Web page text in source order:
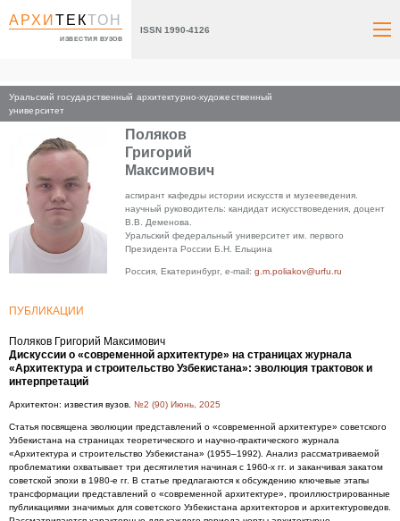
АРХИТЕКТОН
ИЗВЕСТИЯ ВУЗОВ
ISSN 1990-4126
Уральский государственный архитектурно-художественный
университет
Главная
Поляков
Григорий
Максимович
аспирант кафедры истории искусств и музееведения.
научный руководитель: кандидат искусствоведения, доцент
В.В. Деменова.
Уральский федеральный университет им. первого
Президента России Б.Н. Ельцина
Россия, Екатеринбург, e-mail: g.m.poliakov@urfu.ru
ПУБЛИКАЦИИ
Поляков Григорий Максимович
Дискуссии о «современной архитектуре» на страницах журнала
«Архитектура и строительство Узбекистана»: эволюция трактовок и
интерпретаций
Архитектон: известия вузов. №2 (90) Июнь, 2025
Статья посвящена эволюции представлений о «современной архитектуре» советского
Узбекистана на страницах теоретического и научно-практического журнала
«Архитектура и строительство Узбекистана» (1955–1992). Анализ рассматриваемой
проблематики охватывает три десятилетия начиная с 1960-х гг. и заканчивая закатом
советской эпохи в 1980-е гг. В статье предлагаются к обсуждению ключевые этапы
трансформации представлений о «современной архитектуре», проиллюстрированные
публикациями значимых для советского Узбекистана архитекторов и архитектуроведов.